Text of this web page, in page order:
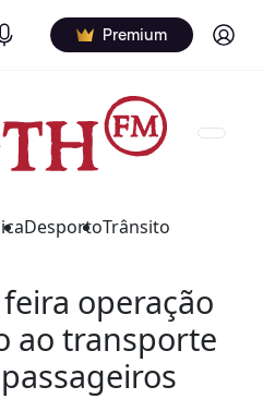
Podcasts Premium Log in
DesportoTrânsito
feira operação
ao transporte